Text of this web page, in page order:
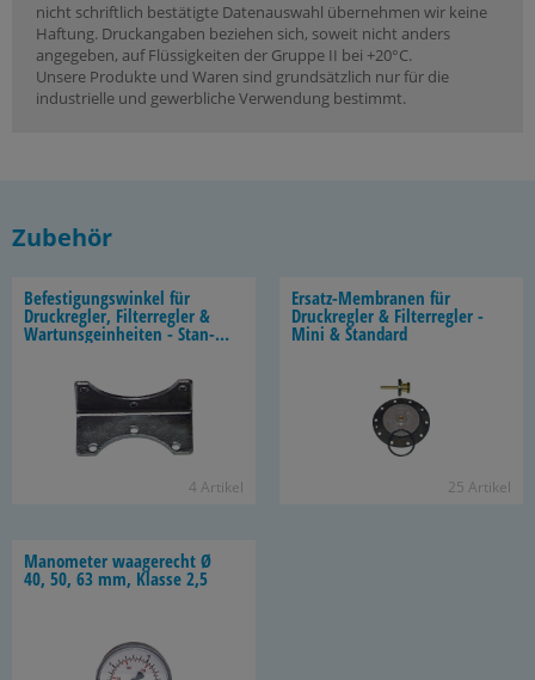
nicht schriftlich bestätigte Datenauswahl übernehmen wir keine
Haftung. Druckangaben beziehen sich, soweit nicht anders
angegeben, auf Flüssigkeiten der Gruppe II bei +20°C.
Unsere Produkte und Waren sind grundsätzlich nur für die
industrielle und gewerbliche Verwendung bestimmt.
Zubehör
Be­fes­ti­gungs­win­kel für
Druck­reg­ler, Fil­ter­reg­ler &
War­t­uns­gein­hei­ten - Stan­
4 Ar­ti­kel
Ersatz-​Membranen für
Druck­reg­ler & Fil­ter­reg­ler -
Mini & Stan­dard
25 Ar­ti­kel
Ma­no­me­ter waa­ge­recht Ø
40, 50, 63 mm, Klas­se 2,5